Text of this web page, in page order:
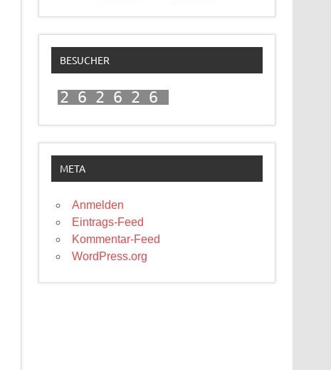
BESUCHER
262626
META
Anmelden
Eintrags-Feed
Kommentar-Feed
WordPress.org